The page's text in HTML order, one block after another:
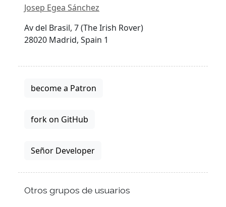
Josep Egea Sánchez
Av del Brasil, 7 (The Irish Rover)
28020 Madrid, Spain 1
become a Patron
fork on GitHub
Señor Developer
Otros grupos de usuarios